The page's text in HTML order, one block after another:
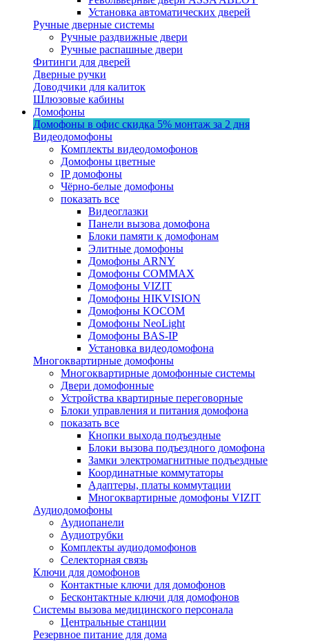
Установка автоматических дверей
Ручные дверные системы
Ручные раздвижные двери
Ручные распашные двери
Фитинги для дверей
Дверные ручки
Доводчики для калиток
Шлюзовые кабины
Домофоны
Домофоны в офис скидка 5% монтаж за 2 дня
Видеодомофоны
Комплекты видеодомофонов
Домофоны цветные
IP домофоны
Чёрно-белые домофоны
показать все
Видеоглазки
Панели вызова домофона
Блоки памяти к домофонам
Элитные домофоны
Домофоны ARNY
Домофоны COMMAX
Домофоны VIZIT
Домофоны HIKVISION
Домофоны KOCOM
Домофоны NeoLight
Домофоны BAS-IP
Установка видеодомофона
Многоквартирные домофоны
Многоквартирные домофонные системы
Двери домофонные
Устройства квартирные переговорные
Блоки управления и питания домофона
показать все
Кнопки выхода подъездные
Блоки вызова подъездного домофона
Замки электромагнитные подъездные
Координатные коммутаторы
Адаптеры, платы коммутации
Многоквартирные домофоны VIZIT
Аудиодомофоны
Аудиопанели
Аудиотрубки
Комплекты аудиодомофонов
Селекторная связь
Ключи для домофонов
Контактные ключи для домофонов
Бесконтактные ключи для домофонов
Системы вызова медицинского персонала
Центральные станции
Резервное питание для дома